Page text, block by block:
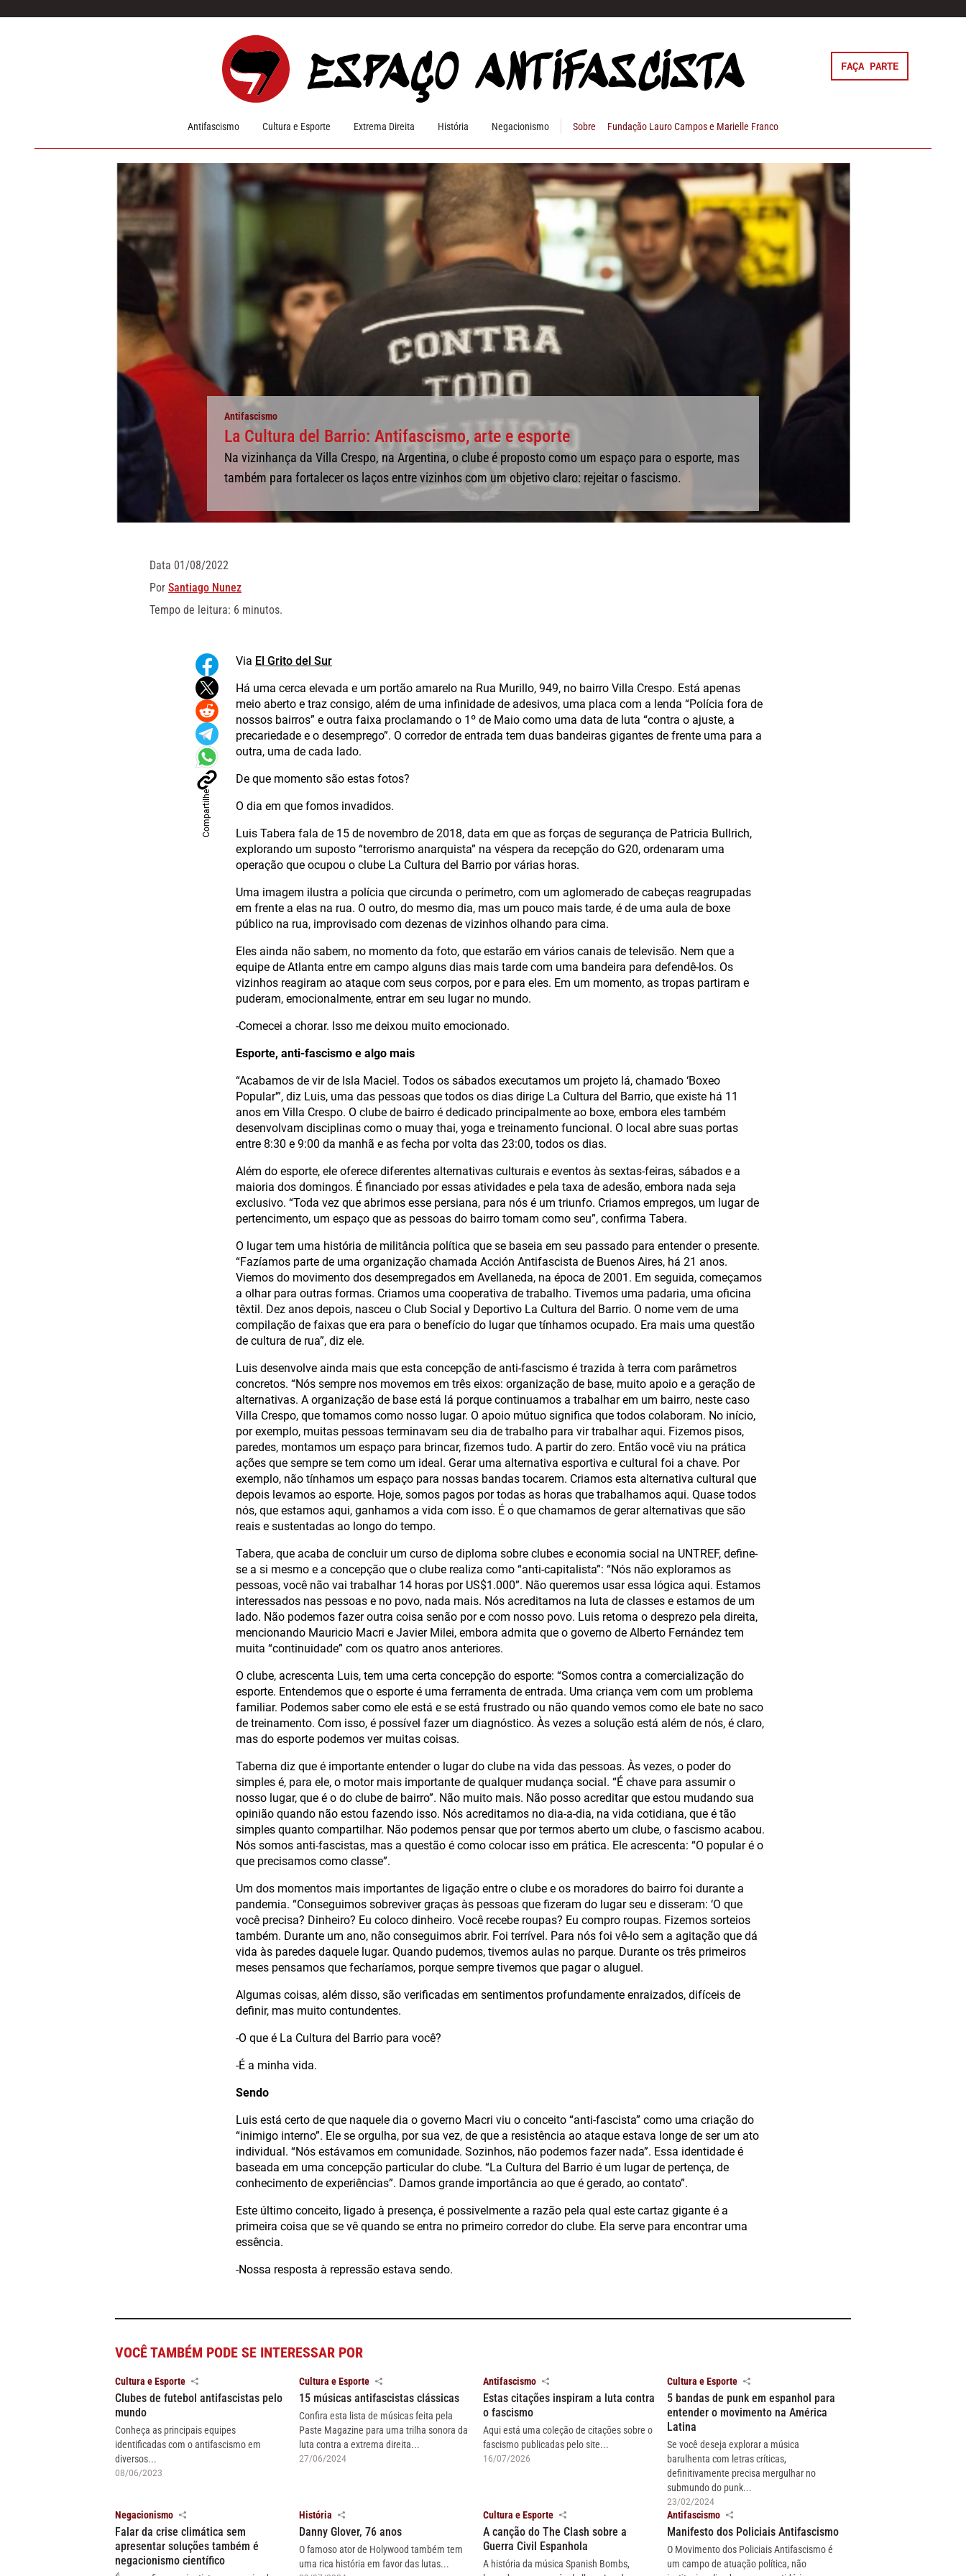
FAÇA PARTE
Antifascismo Cultura e Esporte Extrema Direita História Negacionismo Sobre Fundação Lauro Campos e Marielle Franco
Antifascismo
La Cultura del Barrio: Antifascismo, arte e esporte
Na vizinhança da Villa Crespo, na Argentina, o clube é proposto como um espaço para o esporte, mas
também para fortalecer os laços entre vizinhos com um objetivo claro: rejeitar o fascismo.
Data 01/08/2022
Por Santiago Nunez
Tempo de leitura: 6 minutos.
Compartilhe
Via El Grito del Sur
Há uma cerca elevada e um portão amarelo na Rua Murillo, 949, no bairro Villa Crespo. Está apenas
meio aberto e traz consigo, além de uma infinidade de adesivos, uma placa com a lenda “Polícia fora de
nossos bairros” e outra faixa proclamando o 1º de Maio como uma data de luta “contra o ajuste, a
precariedade e o desemprego”. O corredor de entrada tem duas bandeiras gigantes de frente uma para a
outra, uma de cada lado.
De que momento são estas fotos?
O dia em que fomos invadidos.
Luis Tabera fala de 15 de novembro de 2018, data em que as forças de segurança de Patricia Bullrich,
explorando um suposto “terrorismo anarquista” na véspera da recepção do G20, ordenaram uma
operação que ocupou o clube La Cultura del Barrio por várias horas.
Uma imagem ilustra a polícia que circunda o perímetro, com um aglomerado de cabeças reagrupadas
em frente a elas na rua. O outro, do mesmo dia, mas um pouco mais tarde, é de uma aula de boxe
público na rua, improvisado com dezenas de vizinhos olhando para cima.
Eles ainda não sabem, no momento da foto, que estarão em vários canais de televisão. Nem que a
equipe de Atlanta entre em campo alguns dias mais tarde com uma bandeira para defendê-los. Os
vizinhos reagiram ao ataque com seus corpos, por e para eles. Em um momento, as tropas partiram e
puderam, emocionalmente, entrar em seu lugar no mundo.
-Comecei a chorar. Isso me deixou muito emocionado.
Esporte, anti-fascismo e algo mais
“Acabamos de vir de Isla Maciel. Todos os sábados executamos um projeto lá, chamado ‘Boxeo
Popular'”, diz Luis, uma das pessoas que todos os dias dirige La Cultura del Barrio, que existe há 11
anos em Villa Crespo. O clube de bairro é dedicado principalmente ao boxe, embora eles também
desenvolvam disciplinas como o muay thai, yoga e treinamento funcional. O local abre suas portas
entre 8:30 e 9:00 da manhã e as fecha por volta das 23:00, todos os dias.
Além do esporte, ele oferece diferentes alternativas culturais e eventos às sextas-feiras, sábados e a
maioria dos domingos. É financiado por essas atividades e pela taxa de adesão, embora nada seja
exclusivo. “Toda vez que abrimos esse persiana, para nós é um triunfo. Criamos empregos, um lugar de
pertencimento, um espaço que as pessoas do bairro tomam como seu”, confirma Tabera.
O lugar tem uma história de militância política que se baseia em seu passado para entender o presente.
“Fazíamos parte de uma organização chamada Acción Antifascista de Buenos Aires, há 21 anos.
Viemos do movimento dos desempregados em Avellaneda, na época de 2001. Em seguida, começamos
a olhar para outras formas. Criamos uma cooperativa de trabalho. Tivemos uma padaria, uma oficina
têxtil. Dez anos depois, nasceu o Club Social y Deportivo La Cultura del Barrio. O nome vem de uma
compilação de faixas que era para o benefício do lugar que tínhamos ocupado. Era mais uma questão
de cultura de rua”, diz ele.
Luis desenvolve ainda mais que esta concepção de anti-fascismo é trazida à terra com parâmetros
concretos. “Nós sempre nos movemos em três eixos: organização de base, muito apoio e a geração de
alternativas. A organização de base está lá porque continuamos a trabalhar em um bairro, neste caso
Villa Crespo, que tomamos como nosso lugar. O apoio mútuo significa que todos colaboram. No início,
por exemplo, muitas pessoas terminavam seu dia de trabalho para vir trabalhar aqui. Fizemos pisos,
paredes, montamos um espaço para brincar, fizemos tudo. A partir do zero. Então você viu na prática
ações que sempre se tem como um ideal. Gerar uma alternativa esportiva e cultural foi a chave. Por
exemplo, não tínhamos um espaço para nossas bandas tocarem. Criamos esta alternativa cultural que
depois levamos ao esporte. Hoje, somos pagos por todas as horas que trabalhamos aqui. Quase todos
nós, que estamos aqui, ganhamos a vida com isso. É o que chamamos de gerar alternativas que são
reais e sustentadas ao longo do tempo.
Tabera, que acaba de concluir um curso de diploma sobre clubes e economia social na UNTREF, define-
se a si mesmo e a concepção que o clube realiza como “anti-capitalista”: “Nós não exploramos as
pessoas, você não vai trabalhar 14 horas por US$1.000”. Não queremos usar essa lógica aqui. Estamos
interessados nas pessoas e no povo, nada mais. Nós acreditamos na luta de classes e estamos de um
lado. Não podemos fazer outra coisa senão por e com nosso povo. Luis retoma o desprezo pela direita,
mencionando Mauricio Macri e Javier Milei, embora admita que o governo de Alberto Fernández tem
muita “continuidade” com os quatro anos anteriores.
O clube, acrescenta Luis, tem uma certa concepção do esporte: “Somos contra a comercialização do
esporte. Entendemos que o esporte é uma ferramenta de entrada. Uma criança vem com um problema
familiar. Podemos saber como ele está e se está frustrado ou não quando vemos como ele bate no saco
de treinamento. Com isso, é possível fazer um diagnóstico. Às vezes a solução está além de nós, é claro,
mas do esporte podemos ver muitas coisas.
Taberna diz que é importante entender o lugar do clube na vida das pessoas. Às vezes, o poder do
simples é, para ele, o motor mais importante de qualquer mudança social. “É chave para assumir o
nosso lugar, que é o do clube de bairro”. Não muito mais. Não posso acreditar que estou mudando sua
opinião quando não estou fazendo isso. Nós acreditamos no dia-a-dia, na vida cotidiana, que é tão
simples quanto compartilhar. Não podemos pensar que por termos aberto um clube, o fascismo acabou.
Nós somos anti-fascistas, mas a questão é como colocar isso em prática. Ele acrescenta: “O popular é o
que precisamos como classe”.
Um dos momentos mais importantes de ligação entre o clube e os moradores do bairro foi durante a
pandemia. “Conseguimos sobreviver graças às pessoas que fizeram do lugar seu e disseram: ‘O que
você precisa? Dinheiro? Eu coloco dinheiro. Você recebe roupas? Eu compro roupas. Fizemos sorteios
também. Durante um ano, não conseguimos abrir. Foi terrível. Para nós foi vê-lo sem a agitação que dá
vida às paredes daquele lugar. Quando pudemos, tivemos aulas no parque. Durante os três primeiros
meses pensamos que fecharíamos, porque sempre tivemos que pagar o aluguel.
Algumas coisas, além disso, são verificadas em sentimentos profundamente enraizados, difíceis de
definir, mas muito contundentes.
-O que é La Cultura del Barrio para você?
-É a minha vida.
Sendo
Luis está certo de que naquele dia o governo Macri viu o conceito “anti-fascista” como uma criação do
“inimigo interno”. Ele se orgulha, por sua vez, de que a resistência ao ataque estava longe de ser um ato
individual. “Nós estávamos em comunidade. Sozinhos, não podemos fazer nada”. Essa identidade é
baseada em uma concepção particular do clube. “La Cultura del Barrio é um lugar de pertença, de
conhecimento de experiências”. Damos grande importância ao que é gerado, ao contato”.
Este último conceito, ligado à presença, é possivelmente a razão pela qual este cartaz gigante é a
primeira coisa que se vê quando se entra no primeiro corredor do clube. Ela serve para encontrar uma
essência.
-Nossa resposta à repressão estava sendo.
VOCÊ TAMBÉM PODE SE INTERESSAR POR
Cultura e Esporte
Clubes de futebol antifascistas pelo
mundo
Conheça as principais equipes
identificadas com o antifascismo em
diversos...
08/06/2023
Cultura e Esporte
15 músicas antifascistas clássicas
Confira esta lista de músicas feita pela
Paste Magazine para uma trilha sonora da
luta contra a extrema direita...
27/06/2024
Antifascismo
Estas citações inspiram a luta contra
o fascismo
Aqui está uma coleção de citações sobre o
fascismo publicadas pelo site...
16/07/2026
Cultura e Esporte
5 bandas de punk em espanhol para
entender o movimento na América
Latina
Se você deseja explorar a música
barulhenta com letras críticas,
definitivamente precisa mergulhar no
submundo do punk...
23/02/2024
Negacionismo
Falar da crise climática sem
apresentar soluções também é
negacionismo científico
História
Danny Glover, 76 anos
O famoso ator de Holywood também tem
uma rica história em favor das lutas...
Cultura e Esporte
A canção do The Clash sobre a
Guerra Civil Espanhola
A história da música Spanish Bombs,
Antifascismo
Manifesto dos Policiais Antifascismo
O Movimento dos Policiais Antifascismo é
um campo de atuação política, não